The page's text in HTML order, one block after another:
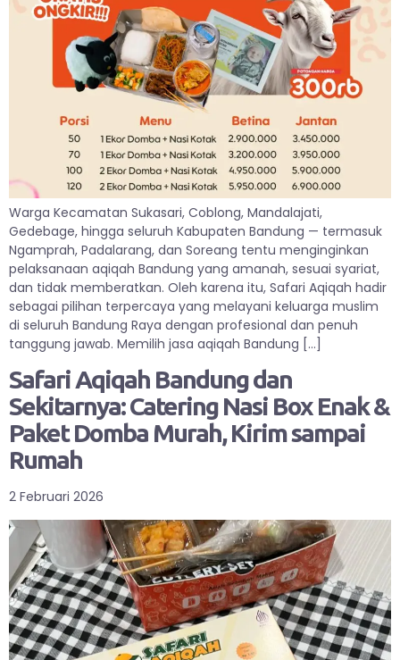
Warga Kecamatan Sukasari, Coblong, Mandalajati,
Gedebage, hingga seluruh Kabupaten Bandung — termasuk
Ngamprah, Padalarang, dan Soreang tentu menginginkan
pelaksanaan aqiqah Bandung yang amanah, sesuai syariat,
dan tidak memberatkan. Oleh karena itu, Safari Aqiqah hadir
sebagai pilihan terpercaya yang melayani keluarga muslim
di seluruh Bandung Raya dengan profesional dan penuh
tanggung jawab. Memilih jasa aqiqah Bandung […]
Safari Aqiqah Bandung dan
Sekitarnya: Catering Nasi Box Enak &
Paket Domba Murah, Kirim sampai
Rumah
2 Februari 2026